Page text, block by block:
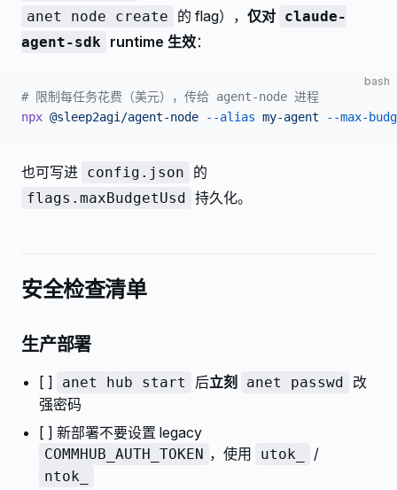
anet node create 的 flag）， 仅对 claude-
agent-sdk
runtime 生效：
bash
# 限制每任务花费（美元），传给 agent-node 进程
npx @sleep2agi/agent-node --alias my-agent --max-
也可写进 config.json 的
flags.maxBudgetUsd 持久化。
安全检查清单
生产部署
[ ] anet hub start 后立刻 anet passwd
改
强密码
[ ] 新部署不要设置 legacy
COMMHUB_AUTH_TOKEN ，使用 utok_ /
ntok_